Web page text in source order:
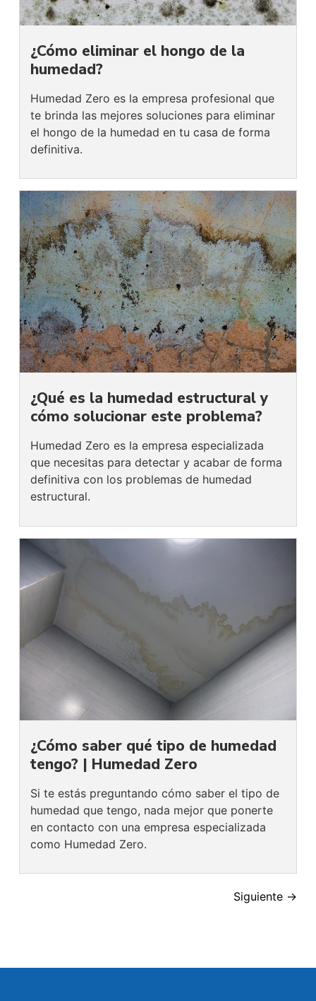
¿Cómo eliminar el hongo de la
humedad?
Humedad Zero es la empresa profesional que
te brinda las mejores soluciones para eliminar
el hongo de la humedad en tu casa de forma
definitiva.
¿Qué es la humedad estructural y
cómo solucionar este problema?
Humedad Zero es la empresa especializada
que necesitas para detectar y acabar de forma
definitiva con los problemas de humedad
estructural.
¿Cómo saber qué tipo de humedad
tengo? | Humedad Zero
Si te estás preguntando cómo saber el tipo de
humedad que tengo, nada mejor que ponerte
en contacto con una empresa especializada
como Humedad Zero.
Siguiente →